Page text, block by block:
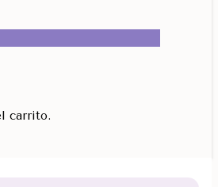
carrito.